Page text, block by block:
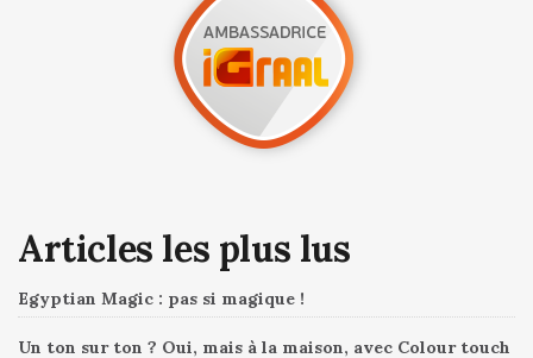
Articles les plus lus
Egyptian Magic : pas si magique !
Un ton sur ton ? Oui, mais à la maison, avec Colour touch